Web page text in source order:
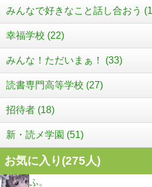
みんなで好きなこと話し合おう
幸福学校 (22)
みんな！ただいまぁ！ (33)
読書専門高等学校 (27)
招待者 (18)
新・読メ学園 (51)
お気に入り(275人)
ふ。